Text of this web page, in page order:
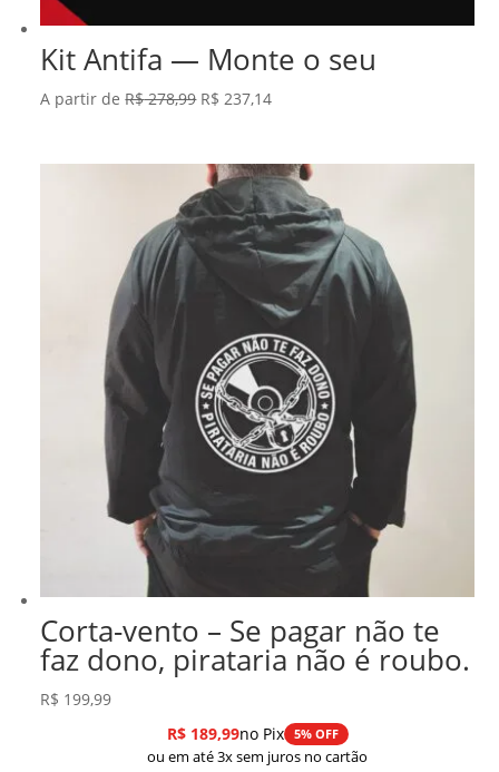
Kit Antifa — Monte o seu
A partir deR$278,99 O
era:
R$ 278,99.
R$ 237,14O
é:
R$ 237,14.
Corta-vento – Se pagar não te
faz dono, pirataria não é roubo.
R$ 199,99
R$189,99no Pix 5% OFF
ou em até 3x sem juros no cartão